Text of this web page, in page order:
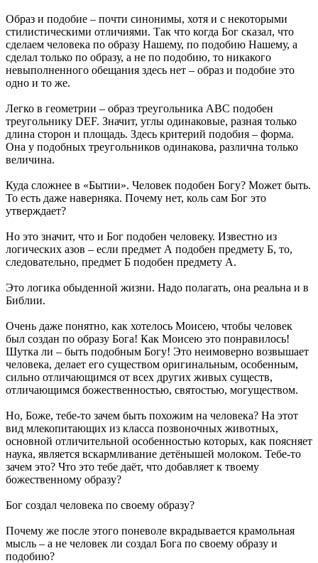
Образ и подобие – почти синонимы, хотя и с некоторыми
стилистическими отличиями. Так что когда Бог сказал, что
сделаем человека по образу Нашему, по подобию Нашему, а
сделал только по образу, а не по подобию, то никакого
невыполненного обещания здесь нет – образ и подобие это
одно и то же.
Легко в геометрии – образ треугольника АВС подобен
треугольнику DEF. Значит, углы одинаковые, разная только
длина сторон и площадь. Здесь критерий подобия – форма.
Она у подобных треугольников одинакова, различна только
величина.
Куда сложнее в «Бытии». Человек подобен Богу? Может быть.
То есть даже наверняка. Почему нет, коль сам Бог это
утверждает?
Но это значит, что и Бог подобен человеку. Известно из
логических азов – если предмет А подобен предмету Б, то,
следовательно, предмет Б подобен предмету А.
Это логика обыденной жизни. Надо полагать, она реальна и в
Библии.
Очень даже понятно, как хотелось Моисею, чтобы человек
был создан по образу Бога! Как Моисею это понравилось!
Шутка ли – быть подобным Богу! Это неимоверно возвышает
человека, делает его существом оригинальным, особенным,
сильно отличающимся от всех других живых существ,
отличающимся божественностью, святостью, могуществом.
Но, Боже, тебе-то зачем быть похожим на человека? На этот
вид млекопитающих из класса позвоночных животных,
основной отличительной особенностью которых, как поясняет
наука, является вскармливание детёнышей молоком. Тебе-то
зачем это? Что это тебе даёт, что добавляет к твоему
божественному образу?
Бог создал человека по своему образу?
Почему же после этого поневоле вкрадывается крамольная
мысль – а не человек ли создал Бога по своему образу и
подобию?